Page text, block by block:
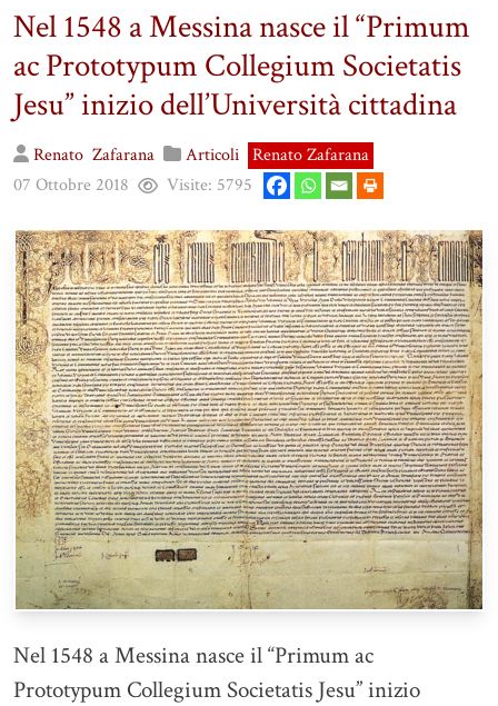
Nel 1548 a Messina nasce il “Primum
ac Prototypum Collegium Societatis
Jesu” inizio dell’Università cittadina
Renato Zafarana Articoli Renato Zafarana
07 Ottobre 2018
Visite: 5795
Nel 1548 a Messina nasce il “Primum ac
Prototypum Collegium Societatis Jesu” inizio